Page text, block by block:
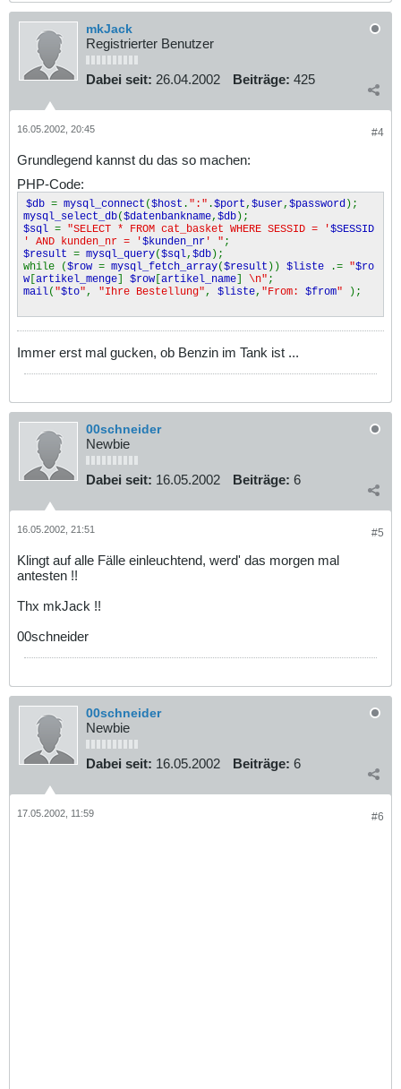
mkJack
Registrierter Benutzer
Dabei seit: 26.04.2002 Beiträge: 425
#4
16.05.2002, 20:45
Grundlegend kannst du das so machen:
PHP-Code:
$db = mysql_connect ($host . ":" .$port , $user, $password );
mysql_select_db($datenbankname, $db);
$sql = "SELECT * FROM cat_basket WHERE SESSID = '$SESSID
' AND kunden_nr = '$kunden_nr ' " ;
$result = mysql_query($sql, $db);
while ($row = mysql_fetch_array($result )) $liste .= "$ro
w [artikel_menge] $row [artikel_name] \n" ;
mail( "$to" , "Ihre Bestellung" , $liste, "From: $from" );
Immer erst mal gucken, ob Benzin im Tank ist ...
00schneider
Newbie
Dabei seit: 16.05.2002 Beiträge: 6
#5
16.05.2002, 21:51
Klingt auf alle Fälle einleuchtend, werd' das morgen mal
antesten !!
Thx mkJack !!
00schneider
00schneider
Newbie
Dabei seit: 16.05.2002 Beiträge: 6
#6
17.05.2002, 11:59